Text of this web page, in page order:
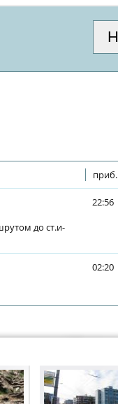
приб.
до ст.и-
22:56
02:20